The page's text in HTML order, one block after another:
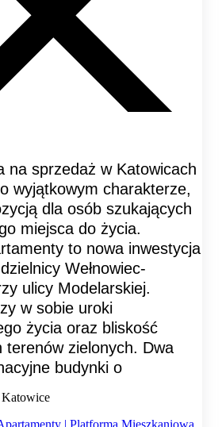
na sprzedaż w Katowicach
wyjątkowym charakterze,
dla osób szukających
miejsca do życia.
to nowa inwestycja
Wełnowiec-
ulicy Modelarskiej.
w sobie uroki
życia oraz bliskość
terenów zielonych. Dwa
budynki o